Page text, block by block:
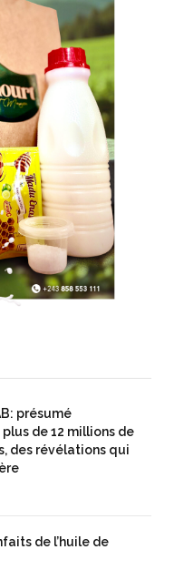
présumé
de 12 millions de
des révélations qui
de l’huile de